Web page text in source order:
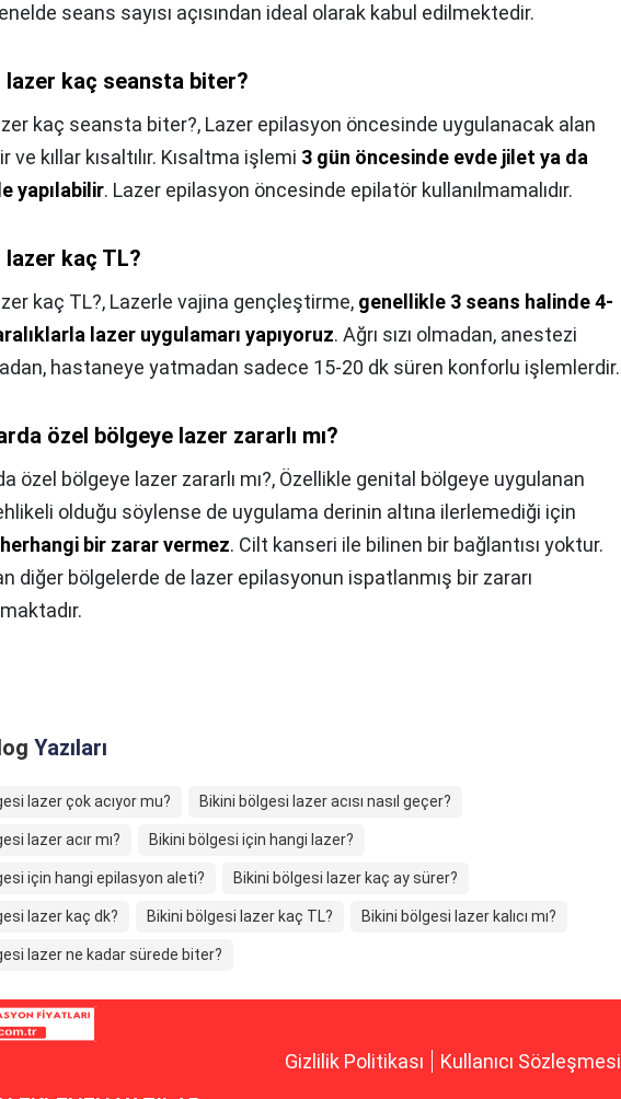
seans sayısı açısından ideal olarak kabul edilmektedir.
lazer kaç seansta biter?
kaç seansta biter?, Lazer epilasyon öncesinde uygulanacak alan
ve kıllar kısaltılır. Kısaltma işlemi 3 gün öncesinde evde jilet ya da
yapılabilir. Lazer epilasyon öncesinde epilatör kullanılmamalıdır.
lazer kaç TL?
kaç TL?, Lazerle vajina gençleştirme, genellikle 3 seans halinde 4-
lazer uygulamarı yapıyoruz. Ağrı sızı olmadan, anestezi
hastaneye yatmadan sadece 15-20 dk süren konforlu işlemlerdir.
özel bölgeye lazer zararlı mı?
özel bölgeye lazer zararlı mı?, Özellikle genital bölgeye uygulanan
olduğu söylense de uygulama derinin altına ilerlemediği için
bir zarar vermez. Cilt kanseri ile bilinen bir bağlantısı yoktur.
diğer bölgelerde de lazer epilasyonun ispatlanmış bir zararı
Yazıları
lazer çok acıyor mu? Bikini bölgesi lazer acısı nasıl geçer?
lazer acır mı? Bikini bölgesi için hangi lazer?
için hangi epilasyon aleti? Bikini bölgesi lazer kaç ay sürer?
lazer kaç dk? Bikini bölgesi lazer kaç TL? Bikini bölgesi lazer kalıcı mı?
lazer ne kadar sürede biter?
Gizlilik Politikası Kullanıcı Sözleşmesi